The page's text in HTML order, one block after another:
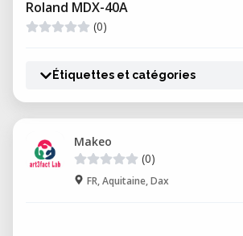
Roland MDX-40A
(0)
Étiquettes et catégories
Makeo
(0)
FR, Aquitaine, Dax